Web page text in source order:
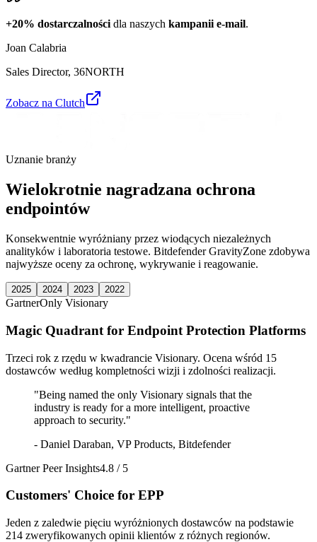
+20% dostarczalności dla naszych kampanii e-mail.
Joan Calabria
Sales Director, 36NORTH
Zobacz na Clutch
Uznanie branży
Wielokrotnie nagradzana ochrona
endpointów
Konsekwentnie wyróżniany przez wiodących niezależnych
analityków i laboratoria testowe. Bitdefender GravityZone zdobywa
najwyższe oceny za ochronę, wykrywanie i reagowanie.
2025 2024 2023 2022
GartnerOnly Visionary
Magic Quadrant for Endpoint Protection Platforms
Trzeci rok z rzędu w kwadrancie Visionary. Ocena wśród 15
dostawców według kompletności wizji i zdolności realizacji.
"Being named the only Visionary signals that the
industry is ready for a more intelligent, proactive
approach to security."
- Daniel Daraban, VP Products, Bitdefender
Gartner Peer Insights4.8 / 5
Customers' Choice for EPP
Jeden z zaledwie pięciu wyróżnionych dostawców na podstawie
214 zweryfikowanych opinii klientów z różnych regionów.